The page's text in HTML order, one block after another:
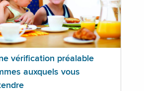
vérification préalable
auxquels vous